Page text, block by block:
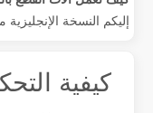
إليكم النسخة
كيفية